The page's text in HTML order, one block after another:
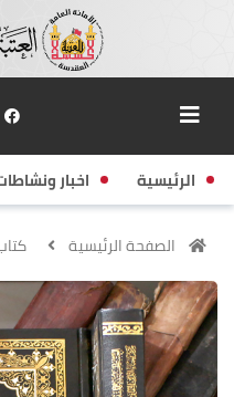
الرئيسية اخبار
الصفحة الرئيسية